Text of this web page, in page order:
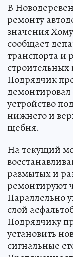
В
ремонту
значения
сообщает
транспорта и
Подрядчик
устройство
нижнего и
щебня.
На текущий
размытых и
ремонтируют
Параллельно
слой
Подрядчику
установить
сигнальные